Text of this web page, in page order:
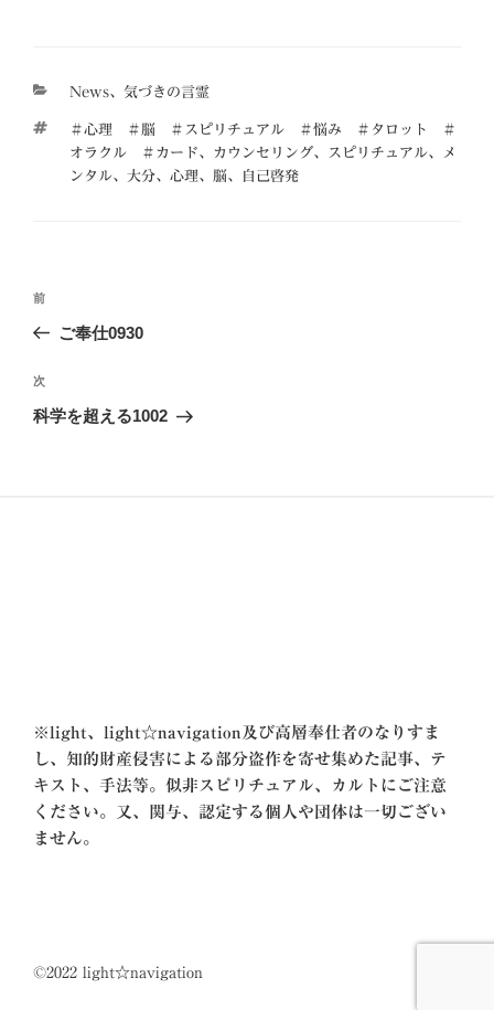
カ
ゴ
リ
ー
News、 気づきの言霊
タ
グ
＃心理 ＃脳 ＃スピリチュアル ＃悩み ＃タロット ＃
オラクル ＃カード、 カウンセリング、 スピリチュアル、
メ
ンタル、 大分、 心理、 脳、 自己啓発
ビ
ゲ
前
の
稿
前
ご奉仕0930
次
の
次
科学を超える1002
※light、light☆navigation及び高層奉仕者のなりすま
し、知的財産侵害による部分盗作を寄せ集めた記事、テ
キスト、手法等。似非スピリチュアル、カルトにご注意
ください。又、関与、認定する個人や団体は一切ござい
ません。
©2022 light☆navigation